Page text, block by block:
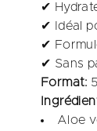
✔
✔ Idéal
✔
✔ Sans
Format:
Aloe